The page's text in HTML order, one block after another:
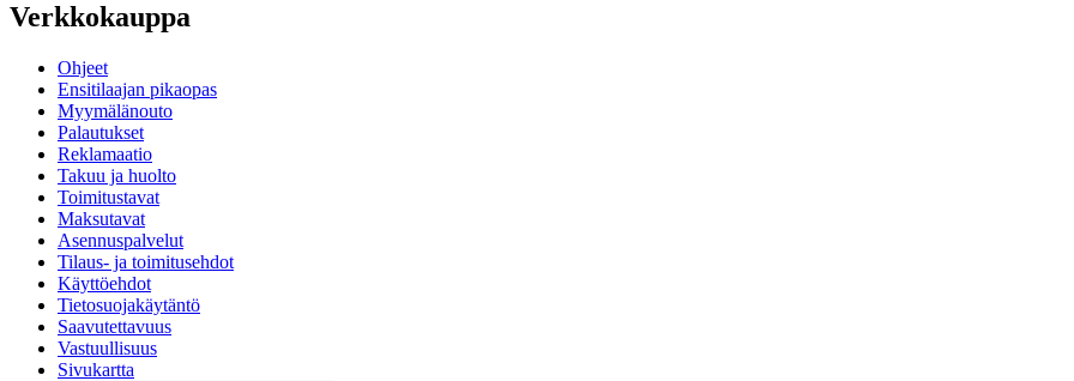
Verkkokauppa
Ohjeet
Ensitilaajan pikaopas
Myymälänouto
Palautukset
Reklamaatio
Takuu ja huolto
Toimitustavat
Maksutavat
Asennuspalvelut
Tilaus- ja toimitusehdot
Käyttöehdot
Tietosuojakäytäntö
Saavutettavuus
Vastuullisuus
Sivukartta